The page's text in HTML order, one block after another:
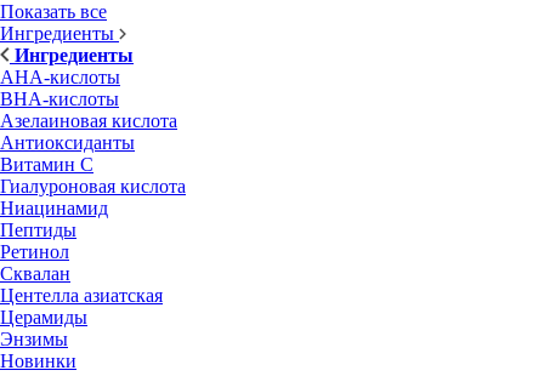
Показать все
Ингредиенты
Ингредиенты
AHA-кислоты
BHA-кислоты
Азелаиновая кислота
Антиоксиданты
Витамин С
Гиалуроновая кислота
Ниацинамид
Пептиды
Ретинол
Сквалан
Центелла азиатская
Церамиды
Энзимы
Новинки